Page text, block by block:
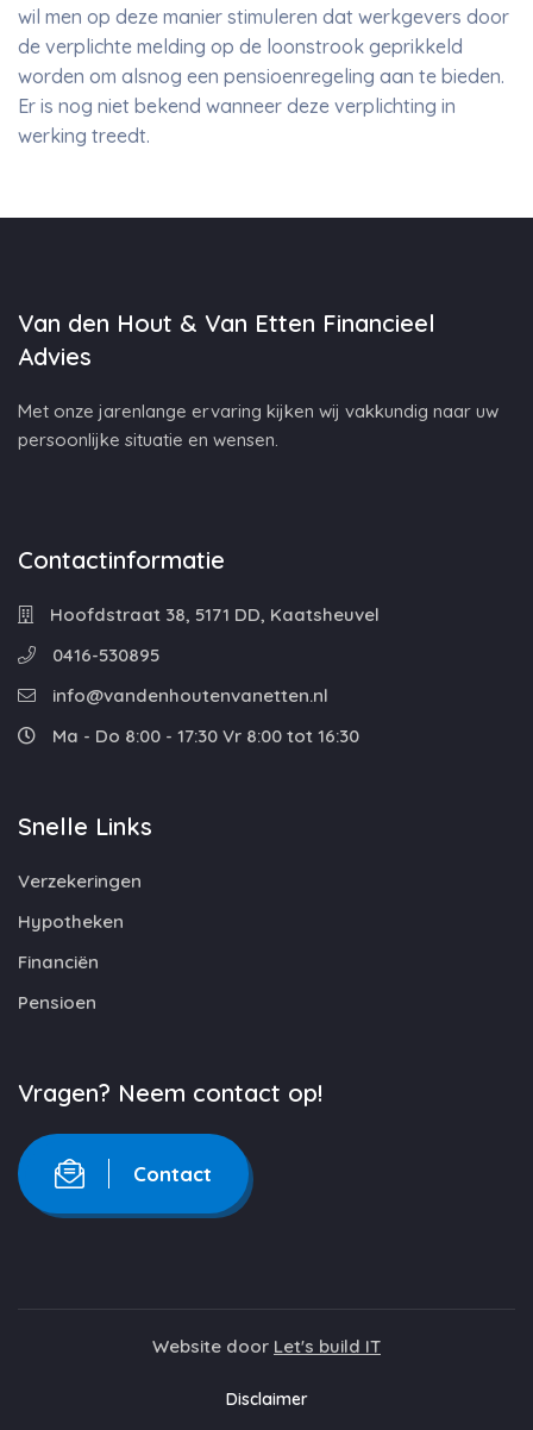
wil men op deze manier stimuleren dat werkgevers door
de verplichte melding op de loonstrook geprikkeld
worden om alsnog een pensioenregeling aan te bieden.
Er is nog niet bekend wanneer deze verplichting in
werking treedt.
Van den Hout & Van Etten Financieel
Advies
Met onze jarenlange ervaring kijken wij vakkundig naar uw
persoonlijke situatie en wensen.
Contactinformatie
Hoofdstraat 38, 5171 DD, Kaatsheuvel
0416-530895
info@vandenhoutenvanetten.nl
Ma - Do 8:00 - 17:30 Vr 8:00 tot 16:30
Snelle Links
Verzekeringen
Hypotheken
Financiën
Pensioen
Vragen? Neem contact op!
Contact
Website door Let's build IT
Disclaimer